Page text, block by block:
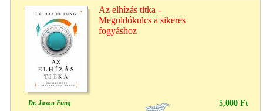
Az elhízás titka -
Megoldókulcs a sikeres
fogyáshoz
Dr. Jason Fung 5,000 Ft